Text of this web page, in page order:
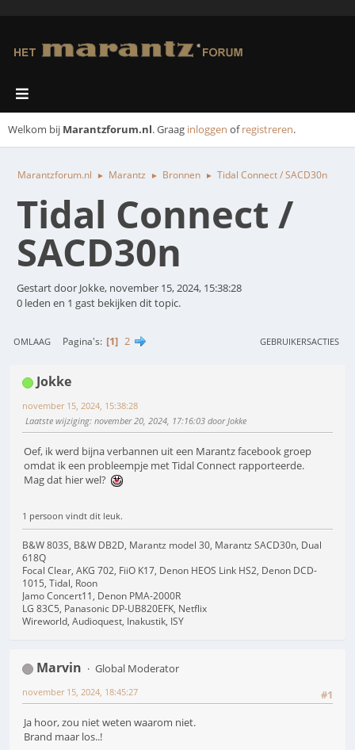
Welkom bij Marantzforum.nl. Graag inloggen ofregistreren.
Marantzforum.nl ► Marantz ► Bronnen ► Tidal Connect / SACD30n
Tidal Connect /
SACD30n
Gestart door Jokke, november 15, 2024, 15:38:28
0 leden en 1 gast bekijken dit topic.
OMLAAG Pagina's 1 2 GEBRUIKERSACTIES
Jokke
november 15, 2024, 15:38:28
Laatste wijziging: november 20, 2024, 17:16:03 door Jokke
Oef, ik werd bijna verbannen uit een Marantz facebook groep
omdat ik een probleempje met Tidal Connect rapporteerde.
Mag dat hier wel?
1 persoon vindt dit leuk.
B&W 803S, B&W DB2D, Marantz model 30, Marantz SACD30n, Dual
618Q
Focal Clear, AKG 702, FiiO K17, Denon HEOS Link HS2, Denon DCD-
1015, Tidal, Roon
Jamo Concert11, Denon PMA-2000R
LG 83C5, Panasonic DP-UB820EFK, Netflix
Wireworld, Audioquest, Inakustik, ISY
Marvin
Global Moderator
#1
november 15, 2024, 18:45:27
Ja hoor, zou niet weten waarom niet.
Brand maar los..!